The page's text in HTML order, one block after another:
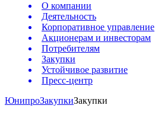
О компании
Деятельность
Корпоративное управление
Акционерам и инвесторам
Потребителям
Закупки
Устойчивое развитие
Пресс-центр
ЮнипроЗакупкиЗакупки